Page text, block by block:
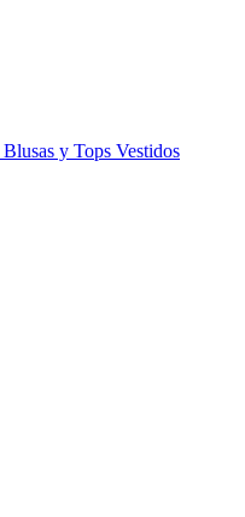
Blusas y Tops Vestidos